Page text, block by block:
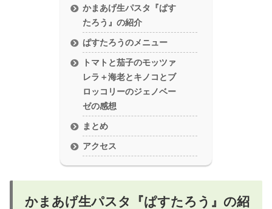
かまあげ生パスタ『ぱす
たろう』の紹介
ぱすたろうのメニュー
トマトと茄子のモッツァ
レラ＋海老とキノコとブ
ロッコリーのジェノベー
ゼの感想
まとめ
アクセス
かまあげ生パスタ『ぱすたろう』の紹